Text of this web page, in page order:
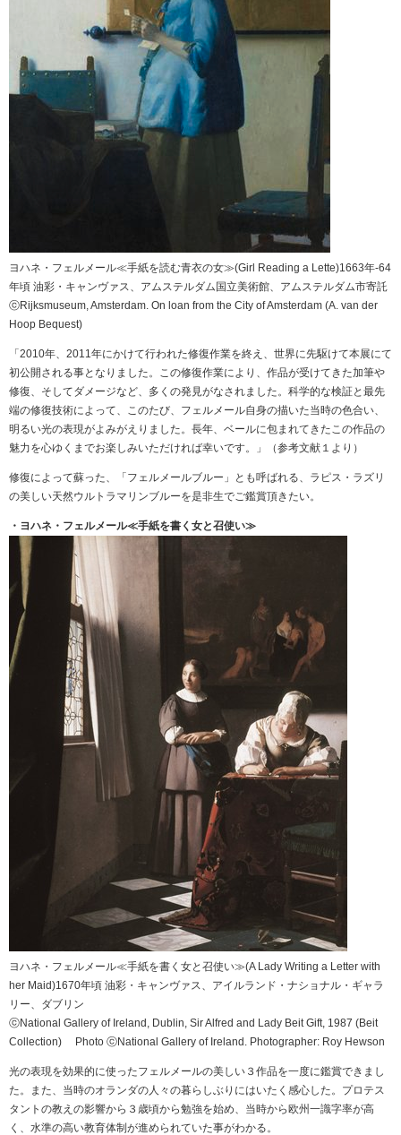
ヨハネ・フェルメール≪手紙を読む青衣の女≫(Girl Reading a Lette)1663年-64
年頃 油彩・キャンヴァス、アムステルダム国立美術館、アムステルダム市寄託
ⓒRijksmuseum, Amsterdam. On loan from the City of Amsterdam (A. van der
Hoop Bequest)
「2010年、2011年にかけて行われた修復作業を終え、世界に先駆けて本展にて
初公開される事となりました。この修復作業により、作品が受けてきた加筆や
修復、そしてダメージなど、多くの発見がなされました。科学的な検証と最先
端の修復技術によって、このたび、フェルメール自身の描いた当時の色合い、
明るい光の表現がよみがえりました。長年、ベールに包まれてきたこの作品の
魅力を心ゆくまでお楽しみいただければ幸いです。」（参考文献１より）
修復によって蘇った、「フェルメールブルー」とも呼ばれる、ラピス・ラズリ
の美しい天然ウルトラマリンブルーを是非生でご鑑賞頂きたい。
・ヨハネ・フェルメール≪手紙を書く女と召使い≫
ヨハネ・フェルメール≪手紙を書く女と召使い≫(A Lady Writing a Letter with
her Maid)1670年頃 油彩・キャンヴァス、アイルランド・ナショナル・ギャラ
リー、ダブリン
ⓒNational Gallery of Ireland, Dublin, Sir Alfred and Lady Beit Gift, 1987 (Beit
Collection) Photo ⓒNational Gallery of Ireland. Photographer: Roy Hewson
光の表現を効果的に使ったフェルメールの美しい３作品を一度に鑑賞できまし
た。また、当時のオランダの人々の暮らしぶりにはいたく感心した。プロテス
タントの教えの影響から３歳頃から勉強を始め、当時から欧州一識字率が高
く、水準の高い教育体制が進められていた事がわかる。